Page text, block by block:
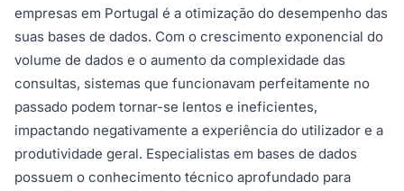
empresas em Portugal é a otimização do desempenho das
suas bases de dados. Com o crescimento exponencial do
volume de dados e o aumento da complexidade das
consultas, sistemas que funcionavam perfeitamente no
passado podem tornar-se lentos e ineficientes,
impactando negativamente a experiência do utilizador e a
produtividade geral. Especialistas em bases de dados
possuem o conhecimento técnico aprofundado para